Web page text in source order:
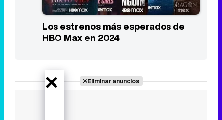
Los estrenos más esperados de
HBO Max en 2024
Eliminar anuncios